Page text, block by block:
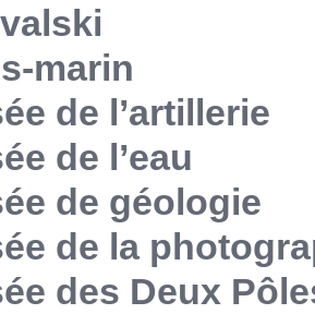
marin
de l’artillerie
de l’eau
de géologie
de la
des Deux